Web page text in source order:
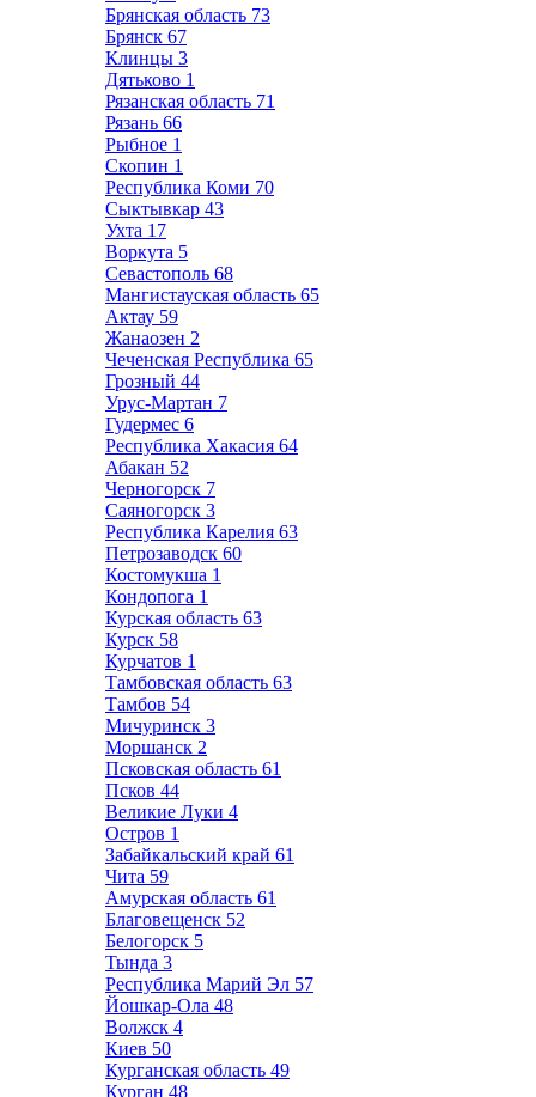
Брянская область 73
Брянск 67
Клинцы 3
Дятьково 1
Рязанская область 71
Рязань 66
Рыбное 1
Скопин 1
Республика Коми 70
Сыктывкар 43
Ухта 17
Воркута 5
Севастополь 68
Мангистауская область 65
Актау 59
Жанаозен 2
Чеченская Республика 65
Грозный 44
Урус-Мартан 7
Гудермес 6
Республика Хакасия 64
Абакан 52
Черногорск 7
Саяногорск 3
Республика Карелия 63
Петрозаводск 60
Костомукша 1
Кондопога 1
Курская область 63
Курск 58
Курчатов 1
Тамбовская область 63
Тамбов 54
Мичуринск 3
Моршанск 2
Псковская область 61
Псков 44
Великие Луки 4
Остров 1
Забайкальский край 61
Чита 59
Амурская область 61
Благовещенск 52
Белогорск 5
Тында 3
Республика Марий Эл 57
Йошкар-Ола 48
Волжск 4
Киев 50
Курганская область 49
Курган 48